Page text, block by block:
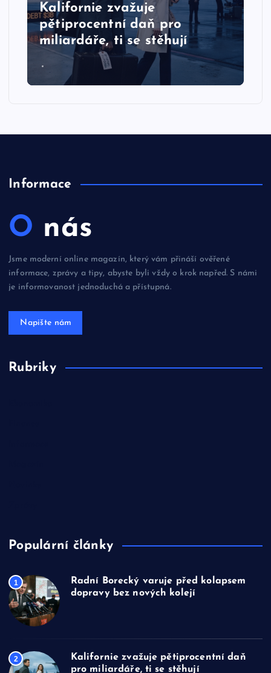
Kalifornie zvažuje
pětiprocentní daň pro
miliardáře, ti se stěhují
Informace
O nás
Jsme moderní online magazín, který vám přináší ověřené
informace, zprávy a tipy, abyste byli vždy o krok napřed. S námi
je informovanost jednoduchá a přístupná.
Get a Quote
Rubriky
Populární články
1
Radní Borecký varuje před kolapsem
dopravy bez nových kolejí
2
Kalifornie zvažuje pětiprocentní daň
pro miliardáře, ti se stěhují